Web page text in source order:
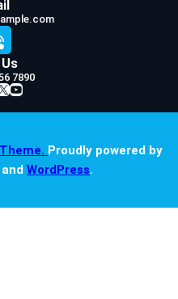
7890
YouTube
Proudly powered by
and WordPress.